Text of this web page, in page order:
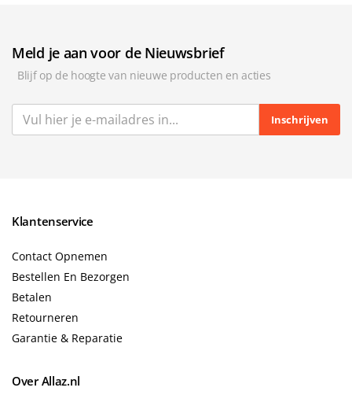
Meld je aan voor de Nieuwsbrief
Blijf op de hoogte van nieuwe producten en acties
Inschrijven
Klantenservice
Contact Opnemen
Bestellen En Bezorgen
Betalen
Retourneren
Garantie & Reparatie
Over Allaz.nl